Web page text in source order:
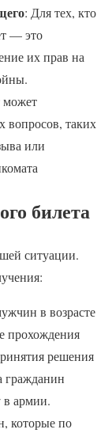
: Для тех, кто
— это
их прав на
может
вопросов, таких
или
билета
ситуации.
в возрасте
прохождения
решения
гражданин
в армии.
которые по